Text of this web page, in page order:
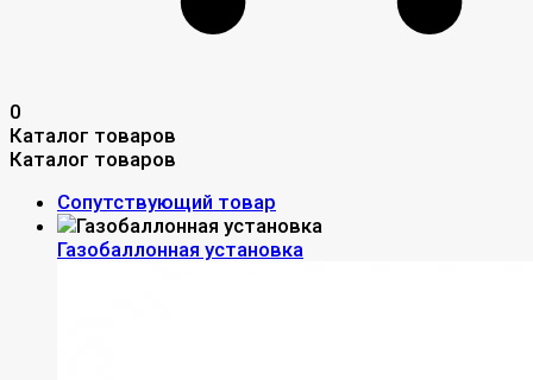
0
Каталог товаров
Каталог товаров
Сопутствующий товар
Газобаллонная установка